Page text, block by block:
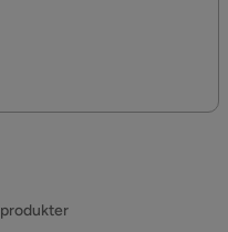
produkter